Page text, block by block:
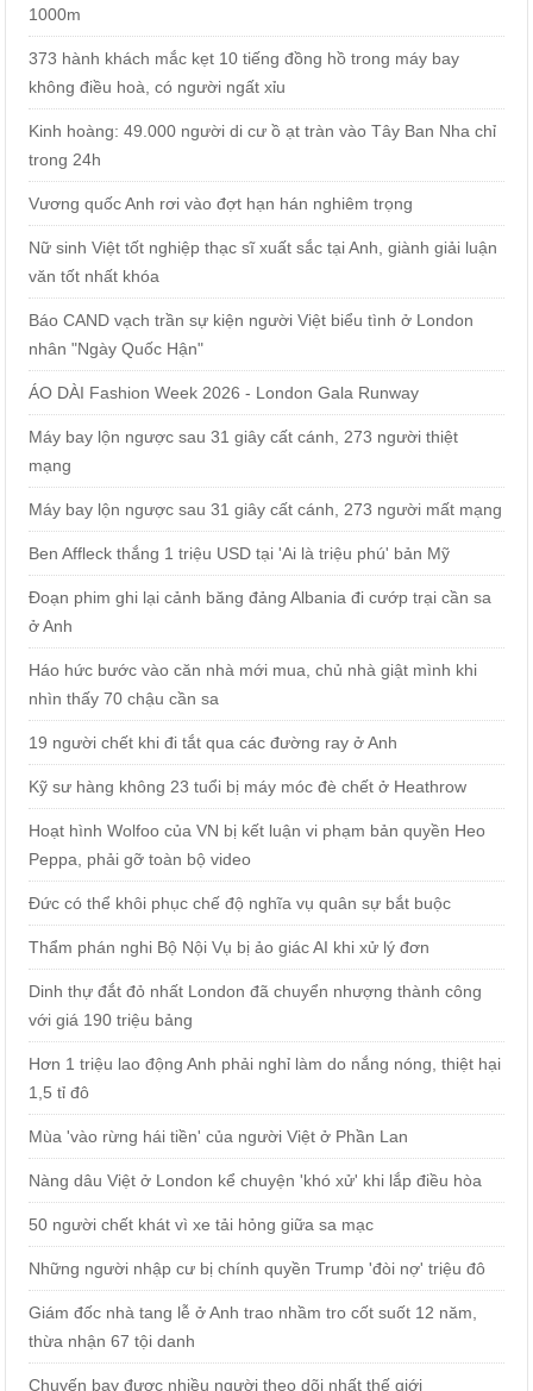
1000m
373 hành khách mắc kẹt 10 tiếng đồng hồ trong máy bay
không điều hoà, có người ngất xỉu
Kinh hoàng: 49.000 người di cư ồ ạt tràn vào Tây Ban Nha chỉ
trong 24h
Vương quốc Anh rơi vào đợt hạn hán nghiêm trọng
Nữ sinh Việt tốt nghiệp thạc sĩ xuất sắc tại Anh, giành giải luận
văn tốt nhất khóa
Báo CAND vạch trần sự kiện người Việt biểu tình ở London
nhân "Ngày Quốc Hận"
ÁO DÀI Fashion Week 2026 - London Gala Runway
Máy bay lộn ngược sau 31 giây cất cánh, 273 người thiệt
mạng
Máy bay lộn ngược sau 31 giây cất cánh, 273 người mất mạng
Ben Affleck thắng 1 triệu USD tại 'Ai là triệu phú' bản Mỹ
Đoạn phim ghi lại cảnh băng đảng Albania đi cướp trại cần sa
ở Anh
Háo hức bước vào căn nhà mới mua, chủ nhà giật mình khi
nhìn thấy 70 chậu cần sa
19 người chết khi đi tắt qua các đường ray ở Anh
Kỹ sư hàng không 23 tuổi bị máy móc đè chết ở Heathrow
Hoạt hình Wolfoo của VN bị kết luận vi phạm bản quyền Heo
Peppa, phải gỡ toàn bộ video
Đức có thể khôi phục chế độ nghĩa vụ quân sự bắt buộc
Thẩm phán nghi Bộ Nội Vụ bị ảo giác AI khi xử lý đơn
Dinh thự đắt đỏ nhất London đã chuyển nhượng thành công
với giá 190 triệu bảng
Hơn 1 triệu lao động Anh phải nghỉ làm do nắng nóng, thiệt hại
1,5 tỉ đô
Mùa 'vào rừng hái tiền' của người Việt ở Phần Lan
Nàng dâu Việt ở London kể chuyện 'khó xử' khi lắp điều hòa
50 người chết khát vì xe tải hỏng giữa sa mạc
Những người nhập cư bị chính quyền Trump 'đòi nợ' triệu đô
Giám đốc nhà tang lễ ở Anh trao nhầm tro cốt suốt 12 năm,
thừa nhận 67 tội danh
Chuyến bay được nhiều người theo dõi nhất thế giới